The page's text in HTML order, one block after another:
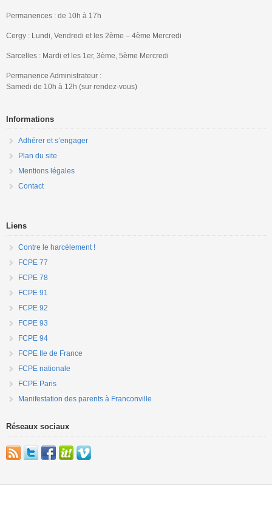
Permanences : de 10h à 17h
Cergy : Lundi, Vendredi et les 2ème – 4ème Mercredi
Sarcelles : Mardi et les 1er, 3ème, 5ème Mercredi
Permanence Administrateur :
Samedi de 10h à 12h (sur rendez-vous)
Informations
Adhérer et s’engager
Plan du site
Mentions légales
Contact
Liens
Contre le harcèlement !
FCPE 77
FCPE 78
FCPE 91
FCPE 92
FCPE 93
FCPE 94
FCPE Ile de France
FCPE nationale
FCPE Paris
Manifestation des parents à Franconville
Réseaux sociaux